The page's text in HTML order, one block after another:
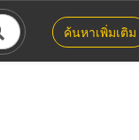
ค้นหาเพิ่มเติม